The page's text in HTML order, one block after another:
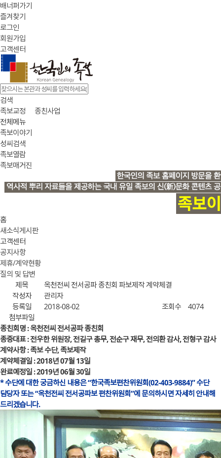
배너퍼가기
즐겨찾기
로그인
회원가입
고객센터
검색
족보교정
종친사업
전체메뉴
족보이야기
성씨검색
족보열람
족보매거진
홈
새소식게시판
고객센터
공지사항
제휴/계약현황
질의 및 답변
제목
옥천전씨 전서공파 종친회 파보제작 계약체결
작성자
관리자
등록일
2018-08-02 조회수
4074
첨부파일
종친회명 : 옥천전씨 전서공파 종친회
종중대표 : 전우한 위원장, 전길구 총무, 전순구 재무, 전의환 감사, 전형구 감사
계약사항 : 족보 수단, 족보제작
계약체결일 : 2018년 07월 13일
완료예정일 : 2019년 06월 30일
* 수단에 대한 궁금하신 내용은 “한국족보편찬위원회(02-403-9884)” 수단
담당자 또는 “옥천전씨 전서공파보 편찬위원회”에 문의하시면 자세히 안내해
드리겠습니다.